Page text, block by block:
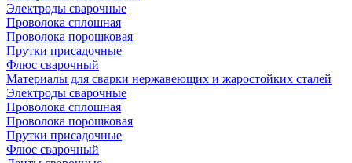
Электроды сварочные
Проволока сплошная
Проволока порошковая
Прутки присадочные
Флюс сварочный
Материалы для сварки нержавеющих и жаростойких сталей
Электроды сварочные
Проволока сплошная
Проволока порошковая
Прутки присадочные
Флюс сварочный